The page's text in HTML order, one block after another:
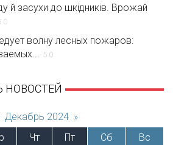
й засухи до шкідників. Врожай
волну лесных пожаров:
5.0
НОВОСТЕЙ
Декабрь 2024 »
Чт Пт Сб
Вс